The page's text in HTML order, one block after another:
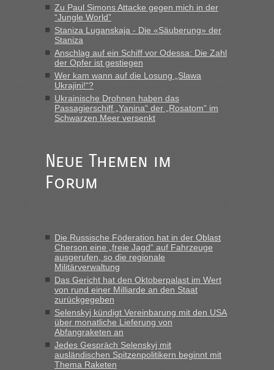
Zu Paul Simons Attacke gegen mich in der
“Jungle World”
Staniza Luganskaja - Die «Säuberung» der
Staniza
Anschlag auf ein Schiff vor Odessa: Die Zahl
der Opfer ist gestiegen
Wer kam wann auf die Losung „Slawa
Ukrajini!“?
Ukrainische Drohnen haben das
Passagierschiff „Yanina“ der „Rosatom“ im
Schwarzen Meer versenkt
Neue Themen im
Forum
Die Russische Föderation hat in der Oblast
Cherson eine „freie Jagd“ auf Fahrzeuge
ausgerufen, so die regionale
Militärverwaltung
Das Gericht hat den Oktoberpalast im Wert
von rund einer Milliarde an den Staat
zurückgegeben
Selenskyj kündigt Vereinbarung mit den USA
über monatliche Lieferung von
Abfangraketen an
Jedes Gespräch Selenskyj mit
ausländischen Spitzenpolitikern beginnt mit
Thema Raketen